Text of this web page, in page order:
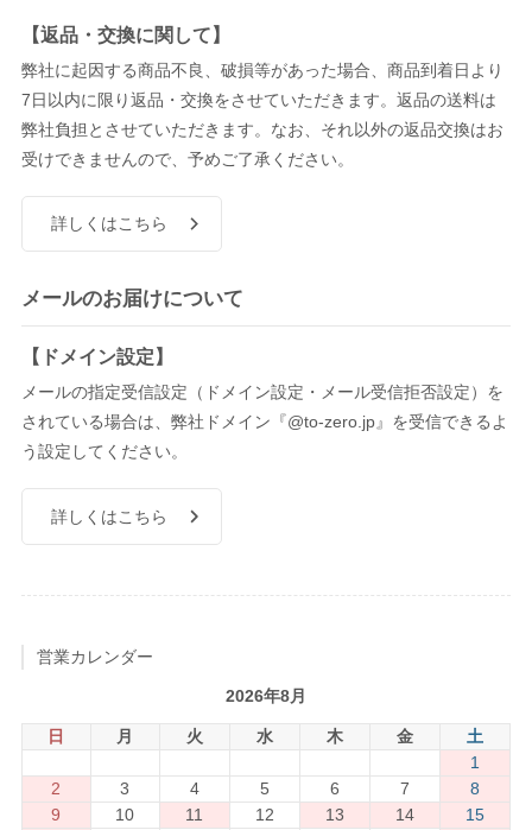
【返品・交換に関して】
弊社に起因する商品不良、破損等があった場合、商品到着日より
7日以内に限り返品・交換をさせていただきます。返品の送料は
弊社負担とさせていただきます。なお、それ以外の返品交換はお
受けできませんので、予めご了承ください。
詳しくはこちら
メールのお届けについて
【ドメイン設定】
メールの指定受信設定（ドメイン設定・メール受信拒否設定）を
されている場合は、弊社ドメイン『@to-zero.jp』を受信できるよ
う設定してください。
詳しくはこちら
営業カレンダー
2026年8月
日 月 火 水 木 金
土
1
2
3 4 5 6 7
8
9
10 11 12 13 14
15